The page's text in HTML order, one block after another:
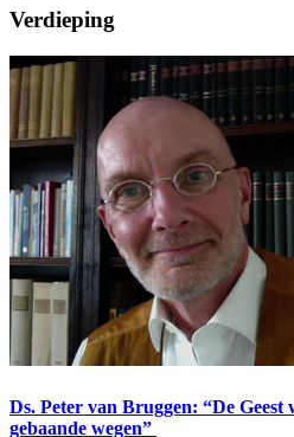
Verdieping
Ds. Peter van Bruggen: “De
gebaande wegen”